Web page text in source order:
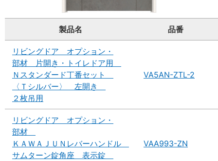
製品名 品番
リビングドア オプション・
部材 片開き・トイレドア用
Ｎスタンダード丁番セット
〈Ｔシルバー〉 左開き
２枚吊用
VA5AN-ZTL-2
リビングドア オプション・
部材
ＫＡＷＡＪＵＮレバーハンドル
サムターン錠角座 表示錠
VAA993-ZN